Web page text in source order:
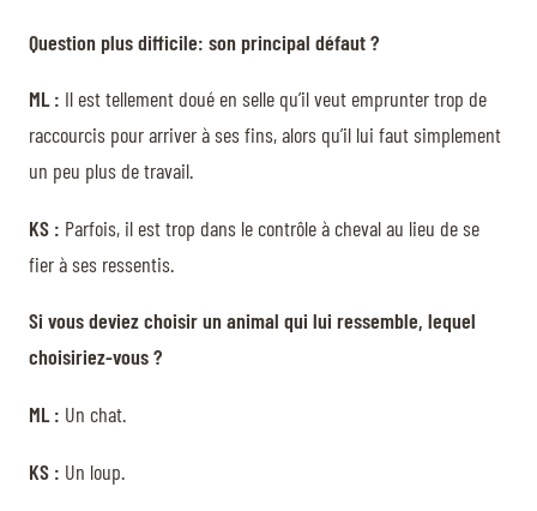
Question plus difficile: son principal défaut ?
ML : Il est tellement doué en selle qu’il veut emprunter trop de
raccourcis pour arriver à ses fins, alors qu’il lui faut simplement
un peu plus de travail.
KS : Parfois, il est trop dans le contrôle à cheval au lieu de se
fier à ses ressentis.
Si vous deviez choisir un animal qui lui ressemble, lequel
choisiriez-vous ?
ML : Un chat.
KS : Un loup.